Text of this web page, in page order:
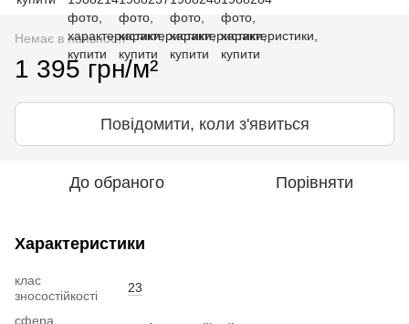
Немає в наявності
1 395 грн/м²
Повідомити, коли з'явиться
До обраного Порівняти
Характеристики
клас
зносостійкості
23
сфера